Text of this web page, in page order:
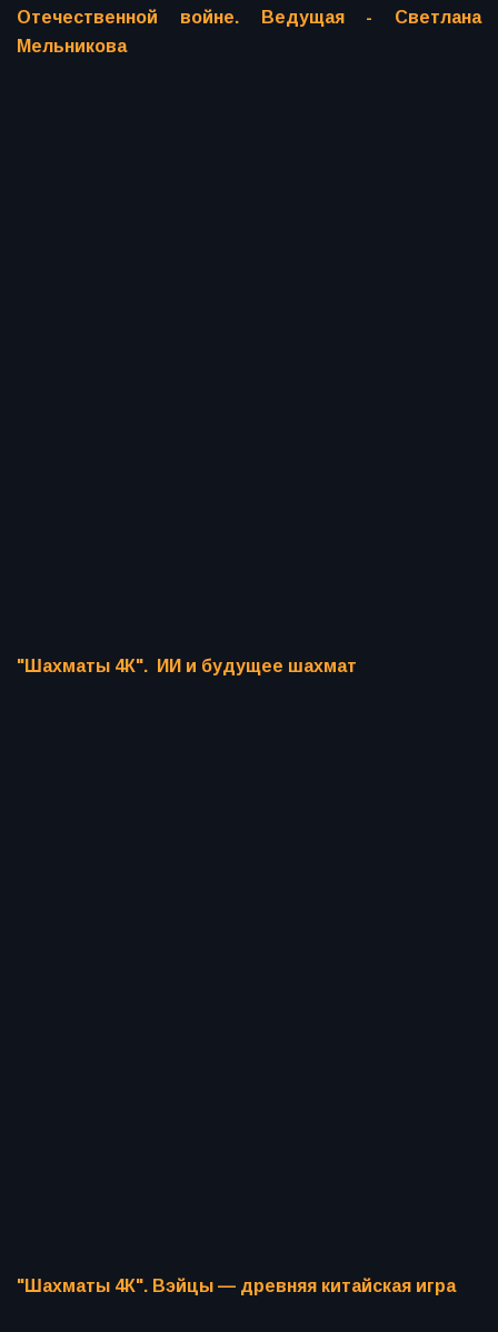
Отечественной войне. Ведущая - Светлана
Мельникова
"Шахматы 4К". ИИ и будущее шахмат
"Шахматы 4К". Вэйцы — древняя китайская игра